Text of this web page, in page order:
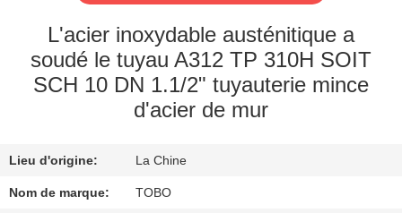
VISITE
D'USINE
CONTRÔLE
QUALITÉ
L'acier inoxydable austénitique a
soudé le tuyau A312 TP 310H SOIT
SCH 10 DN 1.1/2" tuyauterie mince
d'acier de mur
Lieu d'origine: La Chine
Nom de marque: TOBO